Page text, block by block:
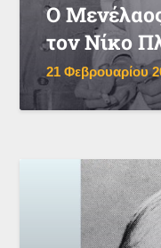
Ο
τον Νίκο
21 Φεβρουαρίου